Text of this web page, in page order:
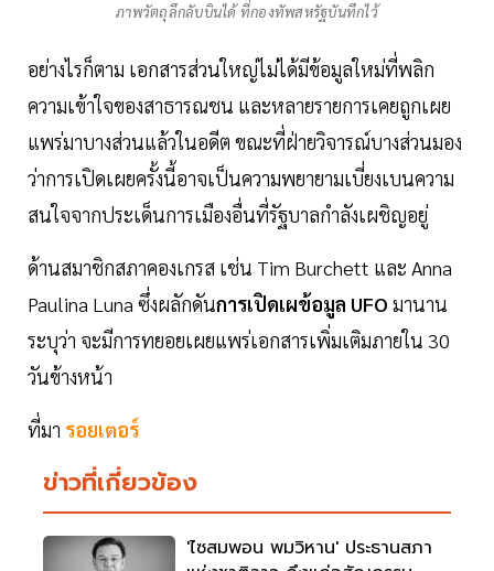
ภาพวัตถุลึกลับบินได้ ที่กองทัพสหรัฐบันทึกไว้
อย่างไรก็ตาม เอกสารส่วนใหญ่ไม่ได้มีข้อมูลใหม่ที่พลิก
ความเข้าใจของสาธารณชน และหลายรายการเคยถูกเผย
แพร่มาบางส่วนแล้วในอดีต ขณะที่ฝ่ายวิจารณ์บางส่วนมอง
ว่าการเปิดเผยครั้งนี้อาจเป็นความพยายามเบี่ยงเบนความ
สนใจจากประเด็นการเมืองอื่นที่รัฐบาลกำลังเผชิญอยู่
ด้านสมาชิกสภาคองเกรส เช่น Tim Burchett และ Anna
Paulina Luna ซึ่งผลักดันการเปิดเผข้อมูล UFO มานาน
ระบุว่า จะมีการทยอยเผยแพร่เอกสารเพิ่มเติมภายใน 30
วันข้างหน้า
ที่มา รอยเตอร์
ข่าวที่เกี่ยวข้อง
'ไซสมพอน พมวิหาน' ประธานสภา